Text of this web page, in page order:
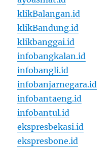
klikBalangan.id
klikBandung.id
klikbanggai.id
infobangkalan.id
infobangli.id
infobanjarnegara.id
infobantaeng.id
infobantul.id
ekspresbekasi.id
ekspresbone.id